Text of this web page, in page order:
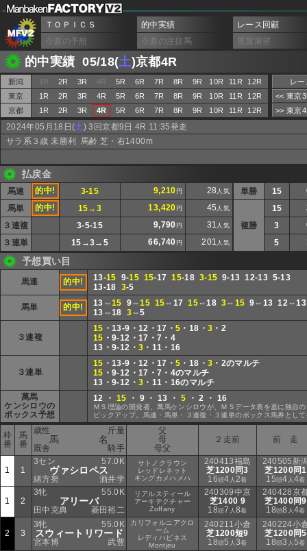
ＴＯＰＩＣＳ 的中実績
レース回顧
今週の予想
今週の注目馬 重賞展望
的中実績 05/18(土)京都4R
新潟 1R 2R 3R 4R 5R 6R 7R 8R 9R 10R 11R
12R
東京
1R 2R 3R 4R 5R 6R 7R 8R 9R 10R 11R
12R
京都
1R 2R 3R 4R 5R 6R 7R 8R 9R 10R 11R 12R
レ
<< 東京
>> 東京
2024年05月18日(土) 3回京都9日 4R 11:35発走
サラ系３歳 未勝利 馬齢 芝・右1400m
払戻金
馬連 的中! 3-15 9,210 円 28 人気
馬単 的中! 15→3 13,420 円 45 人気
３連複 3-5-15 9,790 円 31 人気
３連単 15→3→5 66,740 円 201 人気
単勝 15
複勝
15
3
5
予想買い目
馬連 的中! 13-15 9-15 15-1715-18 3-15 9-13 12-13 5-13
13-18 3-5
馬単 的中! 13⇔15 9⇔15 15⇔1715⇔18 3⇔ 15 9⇔13
13⇔18 3⇔5
３連複
15 ・13-9・12・17・5 ・18・ 3 ・2
15 ・9-12・17・7・4
13・9-12・ 3 ・11・16
３連単
15 ・13-9・12・17・5 ・18・ 3 ・2のマルチ
15 ・9-12・17・7・4のマルチ
13・9-12・ 3 ・11・16のマルチ
萬馬
ケンシロウの
ボックス予想
12 ・ 15 ・ 9 ・ 13 ・ 5 ・ 2 ・ 16
ＭＳ理論の開発者、萬馬ケンシロウが、ＭＳデータ表を基に独自
ピックアップ。馬連・馬単・３連複・３連単のボックス馬券とし
枠
番
馬
番
斤量
歳性
馬 名
厩舎 騎手
父
母
母父
２走前 前 走
1 1
57.0K
3セン
ヴァシロペス
緒方努 酒井学
サトノクラウン
レッドレネット
キングカメハメハ
240413福島
芝1200同3
16頭4 人2着
240505新
芝1200同1
15頭4 人4着
1 2
55.0K
3牝
アリーバ
田中克典 菱田裕二
リアルスティール
アーキテクチャー
Zoffany
240309中京
芝1400 9
18頭7 人8着
240428京
芝1400同9
18頭8 人4着
2 3
55.0K
3牝
スウィートリワード
宮本博 武豊
カリフォルニアクロ
ーム
レディハピネス
Montjeu
240211小倉
芝1200短9
18頭5 人3着
240224小
芝1200同5
18頭3 人5着